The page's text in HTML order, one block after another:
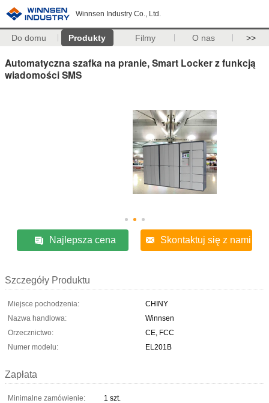
Winnsen Industry Co., Ltd.
Do domu Produkty Filmy O nas >>
Automatyczna szafka na pranie, Smart Locker z funkcją
wiadomości SMS
Najlepsza cena Skontaktuj się z nami
Szczegóły Produktu
Miejsce pochodzenia:
CHINY
Nazwa handlowa:
Winnsen
Orzecznictwo:
CE, FCC
Numer modelu:
EL201B
Zapłata
Minimalne zamówienie:
1 szt.